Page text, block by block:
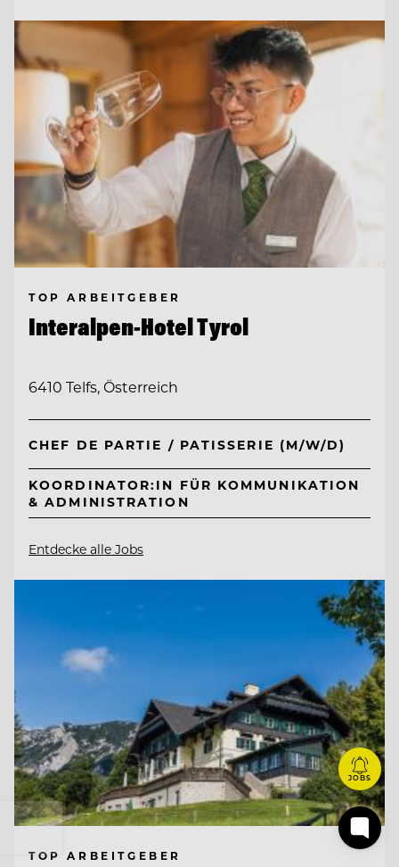
TOP ARBEITGEBER
Interalpen-Hotel Tyrol
6410 Telfs, Österreich
CHEF DE PARTIE / PATISSERIE (M/W/D)
KOORDINATOR:IN FÜR KOMMUNIKATION
& ADMINISTRATION
Entdecke alle Jobs
TOP ARBEITGEBER
JOBS